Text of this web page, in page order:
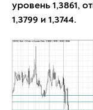
уровень 1,3861,
1,3799 и 1,3744.